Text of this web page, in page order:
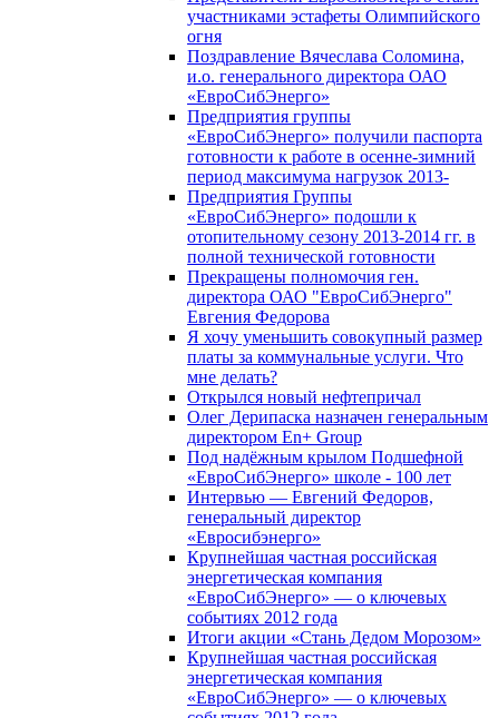
участниками эстафеты Олимпийского
огня
Поздравление Вячеслава Соломина,
и.о. генерального директора ОАО
«ЕвроСибЭнерго»
Предприятия группы
«ЕвроСибЭнерго» получили паспорта
готовности к работе в осенне-зимний
период максимума нагрузок 2013-
Предприятия Группы
«ЕвроСибЭнерго» подошли к
отопительному сезону 2013-2014 гг. в
полной технической готовности
Прекращены полномочия ген.
директора ОАО "ЕвроСибЭнерго"
Евгения Федорова
Я хочу уменьшить совокупный размер
платы за коммунальные услуги. Что
мне делать?
Открылся новый нефтепричал
Олег Дерипаска назначен генеральным
директором En+ Group
Под надёжным крылом Подшефной
«ЕвроСибЭнерго» школе - 100 лет
Интервью — Евгений Федоров,
генеральный директор
«Евросибэнерго»
Крупнейшая частная российская
энергетическая компания
«ЕвроСибЭнерго» — о ключевых
событиях 2012 года
Итоги акции «Стань Дедом Морозом»
Крупнейшая частная российская
энергетическая компания
«ЕвроСибЭнерго» — о ключевых